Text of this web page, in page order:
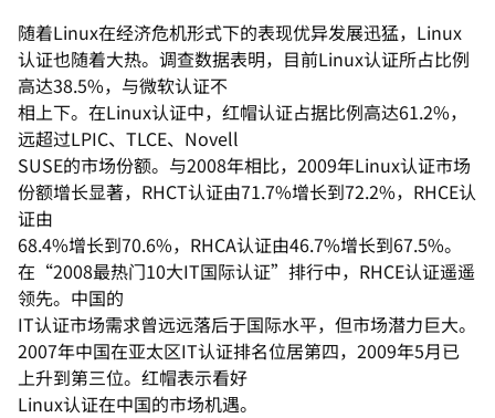
随着Linux在经济危机形式下的表现优异发展迅猛，Linux
认证也随着大热。调查数据表明，目前Linux认证所占比例
高达38.5%，与微软认证不
相上下。在Linux认证中，红帽认证占据比例高达61.2%，
远超过LPIC、TLCE、Novell
SUSE的市场份额。与2008年相比，2009年Linux认证市场
份额增长显著，RHCT认证由71.7%增长到72.2%，RHCE认
证由
68.4%增长到70.6%，RHCA认证由46.7%增长到67.5%。
在“2008最热门10大IT国际认证”排行中，RHCE认证遥遥
领先。中国的
IT认证市场需求曾远远落后于国际水平，但市场潜力巨大。
2007年中国在亚太区IT认证排名位居第四，2009年5月已
上升到第三位。红帽表示看好
Linux认证在中国的市场机遇。